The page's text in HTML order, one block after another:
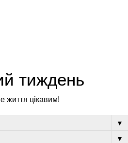
тиждень
життя цікавим!
▼
▼